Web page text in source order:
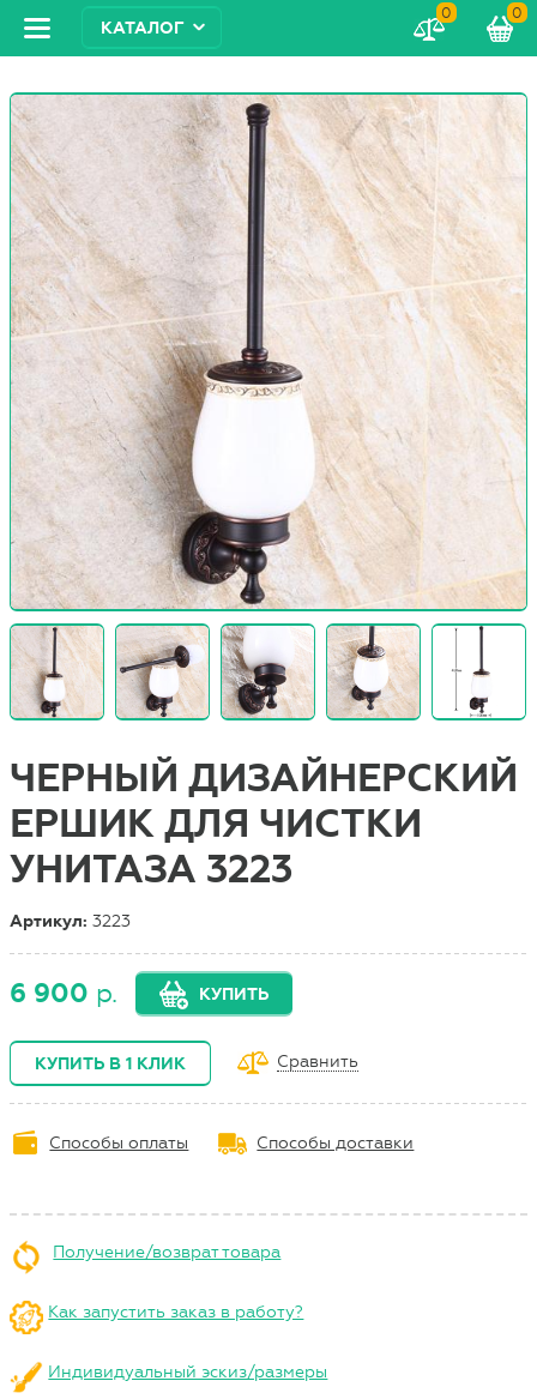
КАТАЛОГ
0 0
ЧЕРНЫЙ ДИЗАЙНЕРСКИЙ
ЕРШИК ДЛЯ ЧИСТКИ
УНИТАЗА 3223
Артикул:3223
6 900 р. КУПИТЬ
КУПИТЬ В 1 КЛИК Сравнить
Способы оплаты Способы доставки
Получение/возврат товара
Как запустить заказ в работу?
Индивидуальный эскиз/размеры